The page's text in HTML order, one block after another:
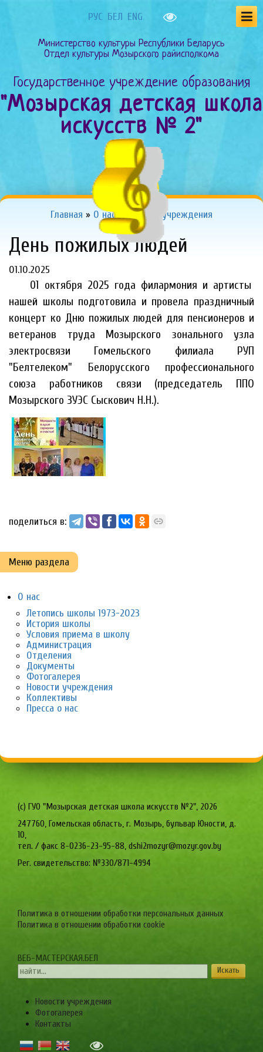
РУС БЕЛ ENG
Министерство культуры Республики Беларусь
Отдел культуры Мозырского райисполкома
Государственное учреждение образования
"Мозырская детская школа
искусств № 2"
Главная » О нас»Новости учреждения
День пожилых людей
01.10.2025
01 октября 2025 года филармония и артисты
нашей школы подготовила и провела праздничный
концерт ко Дню пожилых людей для пенсионеров и
ветеранов труда Мозырского зонального узла
электросвязи Гомельского филиала РУП
"Белтелеком" Белорусского профессионального
союза работников связи (председатель ППО
Мозырского ЗУЭС Сыскович Н.Н.).
поделиться в:
Меню раздела
О нас
Летопись школы 1973-2023
История школы
Условия приема в школу
Администрация
Отделения
Документы
Фотогалерея
Новости учреждения
Коллективы
Пресса о нас
(c) ГУО "Мозырская детская школа искусств №2", 2026
247760, Гомельская область, г. Мозырь, бульвар Юности, д.
10,
тел. / факс 8-0236-23-95-88, dshi2mozyr@mozyr.gov.by
Рег. свидетельство: №330/871-4994
Политика в отношении обработки персональных данных
Политика в отношении обработки cookie
ВЕБ-МАСТЕРСКАЯ.БЕЛ
Новости учреждения
Фотогалерея
Контакты